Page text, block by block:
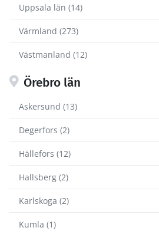
Uppsala län (14)
Värmland (273)
Västmanland (12)
Örebro län
Askersund (13)
Degerfors (2)
Hällefors (12)
Hallsberg (2)
Karlskoga (2)
Kumla (1)